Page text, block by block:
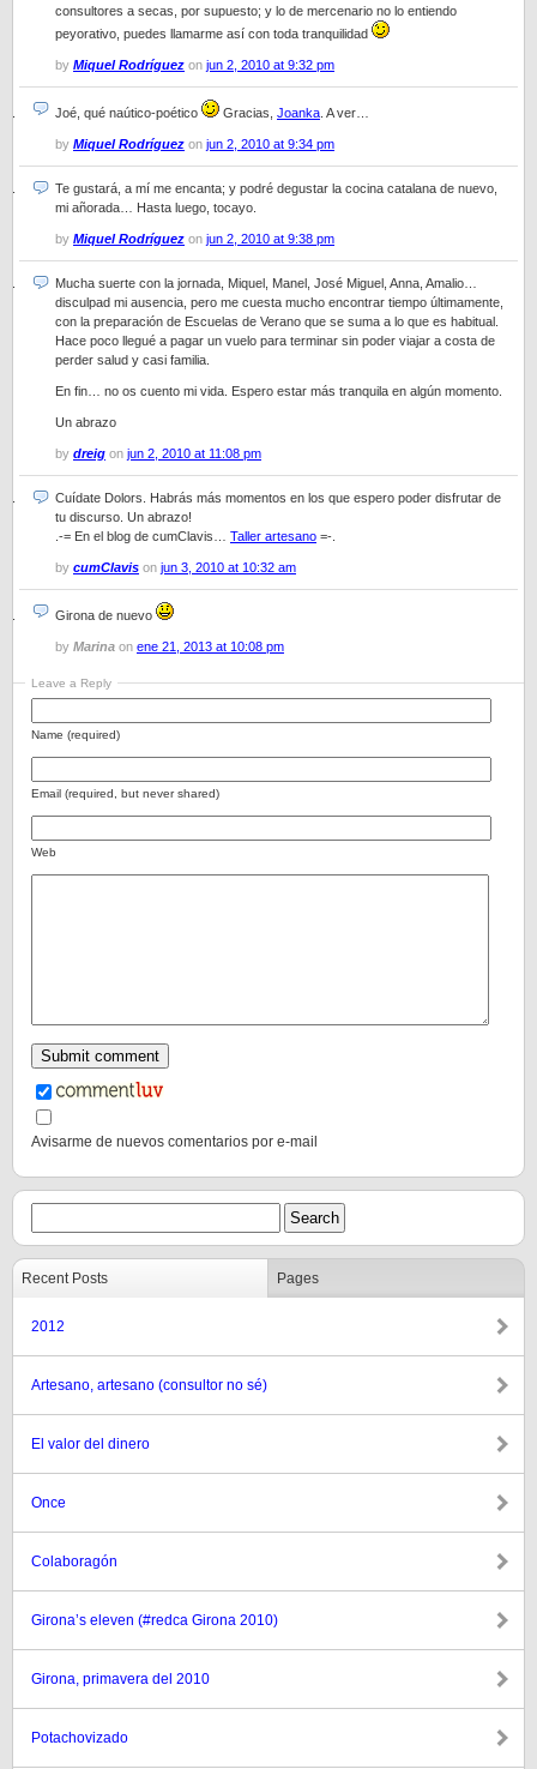
consultores a secas, por supuesto; y lo de mercenario no lo entiendo
peyorativo, puedes llamarme así con toda tranquilidad
by Miquel Rodríguez on jun 2, 2010 at 9:32 pm
Joé, qué naútico-poético Gracias, Joanka . A ver…
by Miquel Rodríguez on jun 2, 2010 at 9:34 pm
Te gustará, a mí me encanta; y podré degustar la cocina catalana de nuevo,
mi añorada… Hasta luego, tocayo.
by Miquel Rodríguez on jun 2, 2010 at 9:38 pm
Mucha suerte con la jornada, Miquel, Manel, José Miguel, Anna, Amalio…
disculpad mi ausencia, pero me cuesta mucho encontrar tiempo últimamente,
con la preparación de Escuelas de Verano que se suma a lo que es habitual.
Hace poco llegué a pagar un vuelo para terminar sin poder viajar a costa de
perder salud y casi familia.
En fin… no os cuento mi vida. Espero estar más tranquila en algún momento.
Un abrazo
by dreig on jun 2, 2010 at 11:08 pm
Cuídate Dolors. Habrás más momentos en los que espero poder disfrutar de
tu discurso. Un abrazo!
.-= En el blog de cumClavis… Taller artesano =-.
by cumClavis on jun 3, 2010 at 10:32 am
Girona de nuevo
by Marina on ene 21, 2013 at 10:08 pm
Leave a Reply
Name (required)
Email (required, but never shared)
Web
Avisarme de nuevos comentarios por e-mail
Recent Posts Pages
2012
Artesano, artesano (consultor no sé)
El valor del dinero
Once
Colaboragón
Girona’s eleven (#redca Girona 2010)
Girona, primavera del 2010
Potachovizado